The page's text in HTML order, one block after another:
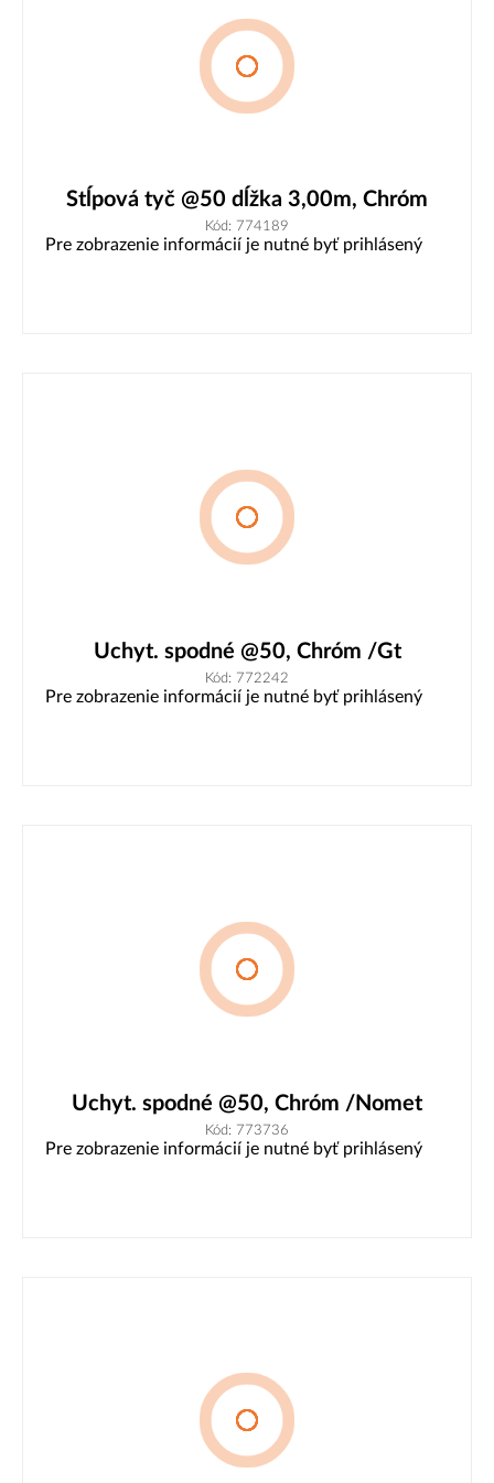
Stĺpová tyč @50 dĺžka 3,00m, Chróm
Kód: 774189
Pre zobrazenie informácií je nutné byť prihlásený
Uchyt. spodné @50, Chróm /Gt
Kód: 772242
Pre zobrazenie informácií je nutné byť prihlásený
Uchyt. spodné @50, Chróm /Nomet
Kód: 773736
Pre zobrazenie informácií je nutné byť prihlásený